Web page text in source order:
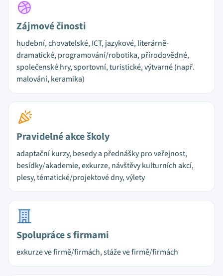
Zájmové činosti
hudební, chovatelské, ICT, jazykové, literárně-
dramatické, programování/robotika, přírodovědné,
společenské hry, sportovní, turistické, výtvarné (např.
malování, keramika)
Pravidelné akce školy
adaptační kurzy, besedy a přednášky pro veřejnost,
besídky/akademie, exkurze, návštěvy kulturních akcí,
plesy, tématické/projektové dny, výlety
Spolupráce s firmami
exkurze ve firmě/firmách, stáže ve firmě/firmách